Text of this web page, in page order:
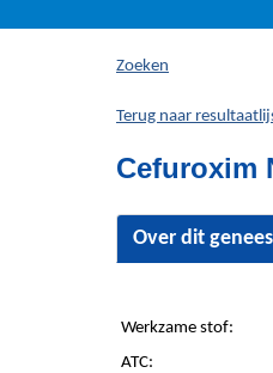
hier:
Zoeken
Terug naar
Cefuroxim
Over dit
Werkzame stof:
ATC: